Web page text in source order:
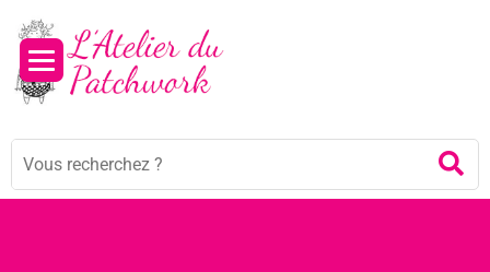
Mots
Panneau de gestion des cookies